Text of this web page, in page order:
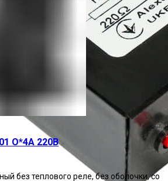
О*4А 220В
без теплового реле, без оболочки, со